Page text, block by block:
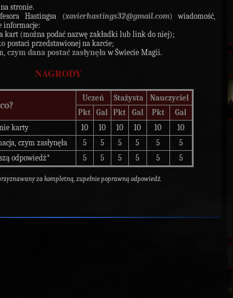
stronie.
Hastingsa (xavierhastings32@gmail.com) wiadomość,
informacje:
kart (można podać nazwę zakładki lub link do niej);
postaci przedstawionej na karcie;
czym dana postać zasłynęła w Świecie Magii.
NAGRODY
Uczeń Stażysta
Nauczyciel
Pkt Gal Pkt Gal Pkt
Gal
karty
10 10 10 10 10
10
czym zasłynęła
5 5 5 5 5
5
odpowiedź*
5 5 5 5 5 5
za kompletną, zupełnie poprawną odpowiedź.